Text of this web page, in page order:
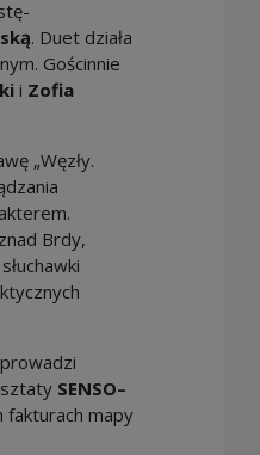
. Duet działa
Gościnnie
i Zofia
„Węzły.
Brdy,
SENSO–
fakturach mapy